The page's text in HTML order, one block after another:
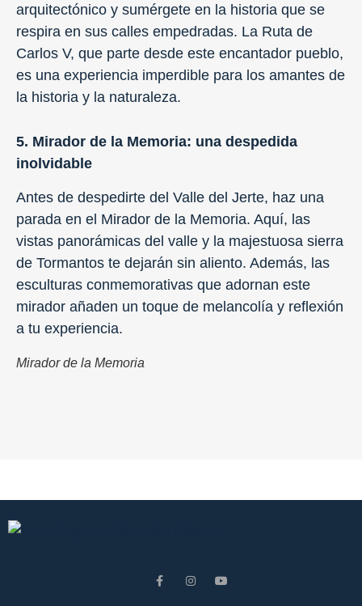
arquitectónico y sumérgete en la historia que se
respira en sus calles empedradas. La Ruta de
Carlos V, que parte desde este encantador pueblo,
es una experiencia imperdible para los amantes de
la historia y la naturaleza.
5. Mirador de la Memoria: una despedida
inolvidable
Antes de despedirte del Valle del Jerte, haz una
parada en el Mirador de la Memoria. Aquí, las
vistas panorámicas del valle y la majestuosa sierra
de Tormantos te dejarán sin aliento. Además, las
esculturas conmemorativas que adornan este
mirador añaden un toque de melancolía y reflexión
a tu experiencia.
Mirador de la Memoria